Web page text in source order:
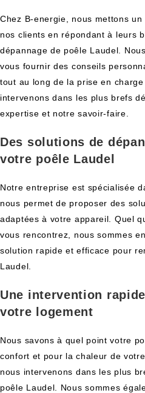
Chez B-energie, nous mettons
nos clients en répondant à leurs
dépannage de poêle Laudel.
vous fournir des conseils
tout au long de la prise en
intervenons dans les plus brefs
expertise et notre savoir-faire.
Des solutions de
votre poêle Laudel
Notre entreprise est spécialisée
nous permet de proposer des
adaptées à votre appareil. Quel
vous rencontrez, nous sommes
solution rapide et efficace pour
Laudel.
Une intervention
votre logement
Nous savons à quel point votre
confort et pour la chaleur de
nous intervenons dans les plus
poêle Laudel. Nous sommes